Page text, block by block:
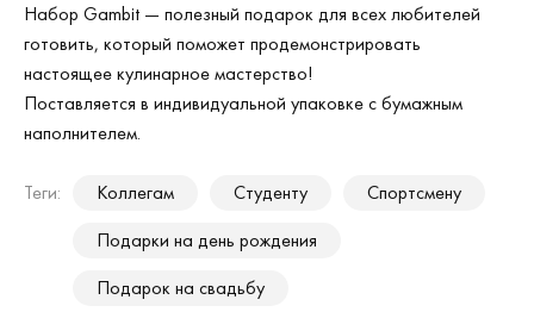
Набор Gambit — полезный подарок для всех любителей
готовить, который поможет продемонстрировать
настоящее кулинарное мастерство!
Поставляется в индивидуальной упаковке с бумажным
наполнителем.
Теги: Коллегам Студенту
Спортсмену
Подарки на день рождения
Подарок на свадьбу